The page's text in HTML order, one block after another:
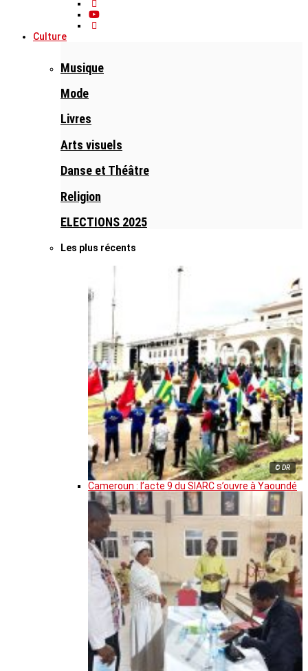
Culture
Musique
Mode
Livres
Arts visuels
Danse et Théâtre
Religion
ELECTIONS 2025
Les plus récents
© DR
Cameroun : l’acte 9 du SIARC s’ouvre à Yaoundé